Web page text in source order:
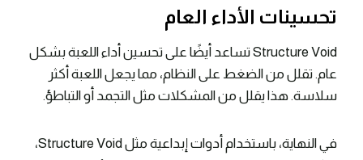
تحسينات الأداء العام
Structure Void تساعد أيضًا على تحسين أداء اللعبة بشكل
عام. تقلل من الضغط على النظام، مما يجعل اللعبة أكثر
سلاسة. هذا يقلل من المشكلات مثل التجمد أو التباطؤ.
في النهاية، باستخدام أدوات إبداعية مثل Structure Void،